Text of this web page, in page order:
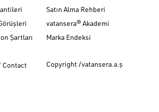
Şartları
Satın Alma Rehberi
vatansera® Akademi
Marka Endeksi
Copyright /vatansera.a.ş